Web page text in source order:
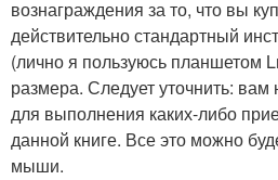
вознаграждения за то, что вы
действительно стандартный
(лично я пользуюсь планшетом
размера. Следует уточнить:
для выполнения каких-либо
данной книге. Все это можно
мыши.